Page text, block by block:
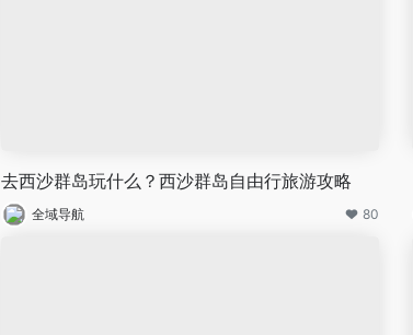
去西沙群岛玩什么？西沙群岛自由行旅游攻略
全域导航 80